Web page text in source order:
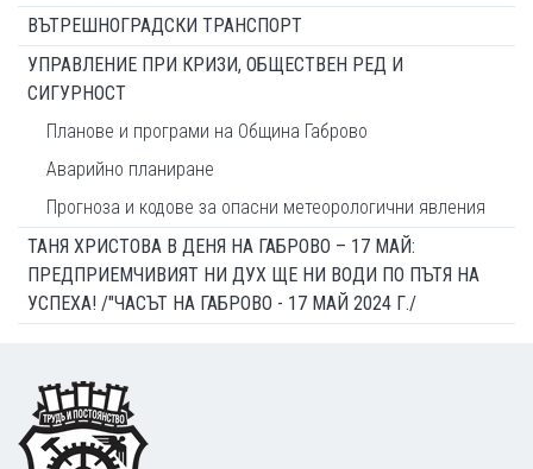
ВЪТРЕШНОГРАДСКИ ТРАНСПОРТ
УПРАВЛЕНИЕ ПРИ КРИЗИ, ОБЩЕСТВЕН РЕД И
СИГУРНОСТ
Планове и програми на Община Габрово
Аварийно планиране
Прогноза и кодове за опасни метеорологични явления
ТАНЯ ХРИСТОВА В ДЕНЯ НА ГАБРОВО – 17 МАЙ:
ПРЕДПРИЕМЧИВИЯТ НИ ДУХ ЩЕ НИ ВОДИ ПО ПЪТЯ НА
УСПЕХА! /"ЧАСЪТ НА ГАБРОВО - 17 МАЙ 2024 Г./
Footer